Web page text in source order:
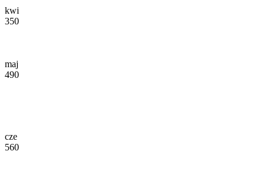
kwi
350
maj
490
cze
560